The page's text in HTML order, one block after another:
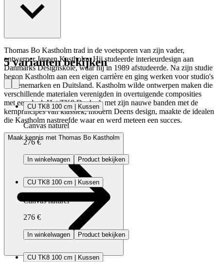
Thomas Bo Kastholm trad in de voetsporen van zijn vader,
ontwerper Jørgen Kastholm. Hij studeerde interieurdesign aan
Danmarks Designskole, waar hij in 1989 afstudeerde. Na zijn studie
begon Kastholm aan een eigen carrière en ging werken voor studio's
in Denemarken en Duitsland. Kastholm wilde ontwerpen maken die
verschillende materialen verenigden in overtuigende composities
met een doel. Het TK8 Daybed, met zijn nauwe banden met de
kernprincipes van klassiek, modern Deens design, maakte de idealen
die Kastholm nastreefde waar en werd meteen een succes.
Maak kennis met Thomas Bo Kastholm
5 varianten bekijken
CU TK8 100 cm | Kussen
Canvas naturel
276 €
In winkelwagen Product bekijken
CU TK8 100 cm | Kussen
Canvas naturel
276 €
In winkelwagen Product bekijken
CU TK8 100 cm | Kussen